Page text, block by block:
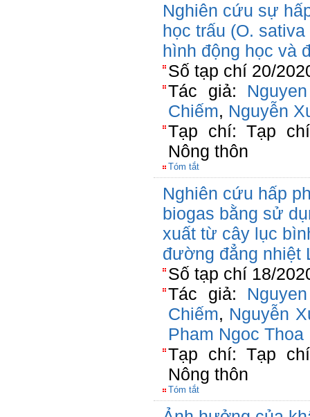
Nghiên cứu sự
học trấu (O.
hình động học và
Số tạp chí 20/
Tác giả:
Chiếm, Nguyễn
Tạp chí: Tạp
Nông thôn
Tóm tắt
Nghiên cứu hấp
biogas bằng sử
xuất từ cây lục
đường đẳng nhiệt
Số tạp chí 18/
Tác giả:
Chiếm, Nguyễn
Pham Ngoc Thoa
Tạp chí: Tạp
Nông thôn
Tóm tắt